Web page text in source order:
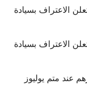
الاعتراف بسيادة
الاعتراف بسيادة
الرسمية إلى 498 مليار درهم عند متم يوليوز